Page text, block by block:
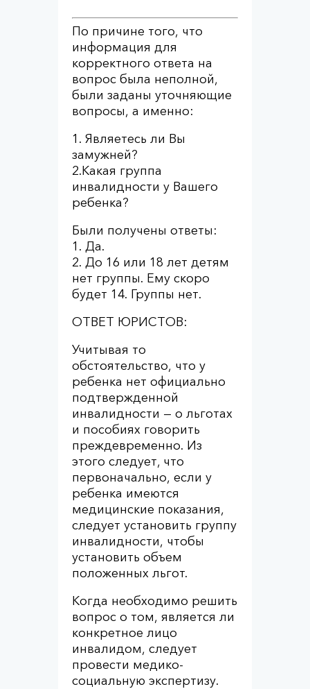
По причине того, что
информация для
корректного ответа на
вопрос была неполной,
были заданы уточняющие
вопросы, а именно:
1. Являетесь ли Вы
замужней?
2.Какая группа
инвалидности у Вашего
ребенка?
Были получены ответы:
1. Да.
2. До 16 или 18 лет детям
нет группы. Ему скоро
будет 14. Группы нет.
ОТВЕТ ЮРИСТОВ:
Учитывая то
обстоятельство, что у
ребенка нет официально
подтвержденной
инвалидности — о льготах
и пособиях говорить
преждевременно. Из
этого следует, что
первоначально, если у
ребенка имеются
медицинские показания,
следует установить группу
инвалидности, чтобы
установить объем
положенных льгот.
Когда необходимо решить
вопрос о том, является ли
конкретное лицо
инвалидом, следует
провести медико-
социальную экспертизу.